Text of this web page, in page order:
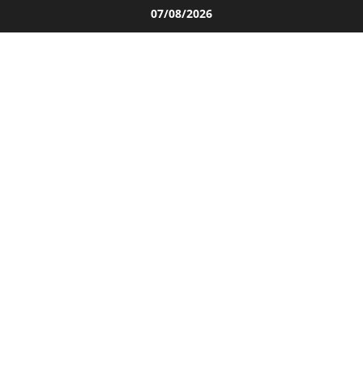
al
07/08/2026